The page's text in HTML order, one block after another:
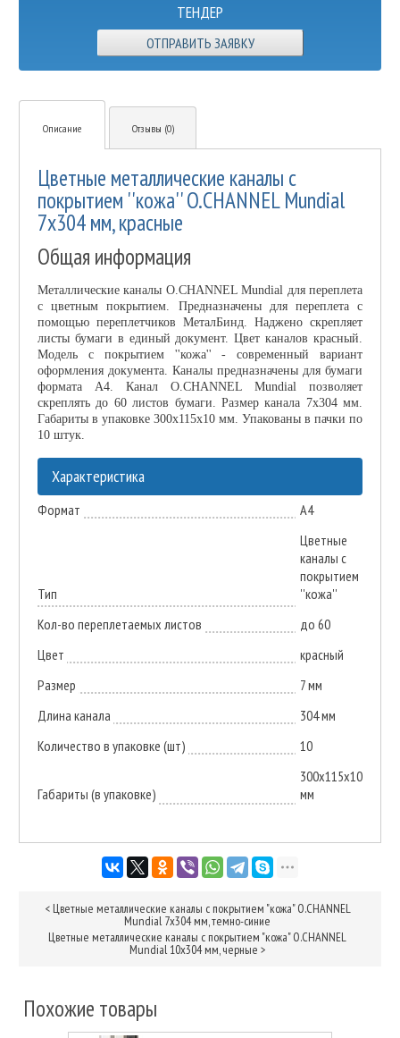
ТЕНДЕР
ОТПРАВИТЬ ЗАЯВКУ
Описание Отзывы (0)
Цветные металлические каналы с
покрытием ''кожа'' O.CHANNEL Mundial
7х304 мм, красные
Общая информация
Металлические каналы O.CHANNEL Mundial для переплета
с цветным покрытием. Предназначены для переплета с
помощью переплетчиков МеталБинд. Наджено скрепляет
листы бумаги в единый документ. Цвет каналов красный.
Модель с покрытием ''кожа'' - современный вариант
оформления документа. Каналы предназначены для бумаги
формата А4. Канал O.CHANNEL Mundial позволяет
скреплять до 60 листов бумаги. Размер канала 7х304 мм.
Габариты в упаковке 300х115х10 мм. Упакованы в пачки по
10 штук.
Характеристика
Формат А4
Тип
Цветные
каналы с
покрытием
''кожа''
Кол-во переплетаемых листов
до 60
Цвет
красный
Размер
7 мм
Длина канала
304 мм
Количество в упаковке (шт)
10
Габариты (в упаковке)
300х115х10
мм
< Цветные металлические каналы с покрытием "кожа" O.CHANNEL
Mundial 7х304 мм, темно-синие
Цветные металлические каналы с покрытием "кожа" O.CHANNEL
Mundial 10х304 мм, черные >
Похожие товары